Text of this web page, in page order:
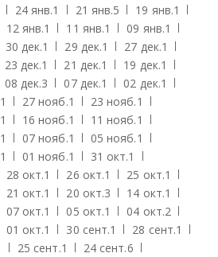
24 янв.1 21 янв.5 19 янв.1
12 янв.1 11 янв.1 09 янв.1
30 дек.1 29 дек.1 27 дек.1
23 дек.1 21 дек.1 19 дек.1
08 дек.3 07 дек.1 02 дек.1
1 27 нояб.1 23 нояб.1
1 16 нояб.1 11 нояб.1
1 07 нояб.1 05 нояб.1
1 01 нояб.1 31 окт.1
28 окт.1 26 окт.1 25 окт.1
21 окт.1 20 окт.3 14 окт.1
07 окт.1 05 окт.1 04 окт.2
01 окт.1 30 сент.1 28 сент.1
25 сент.1 24 сент.6